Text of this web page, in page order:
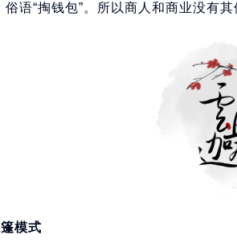
俗语“掏钱包”。所以商人和商业没有
模式